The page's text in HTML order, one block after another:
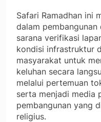
Safari Ramadhan ini
dalam
sarana verifikasi
kondisi infrastruktur
masyarakat untuk
keluhan secara
melalui pertemuan
serta menjadi media
pembangunan yang
religius.